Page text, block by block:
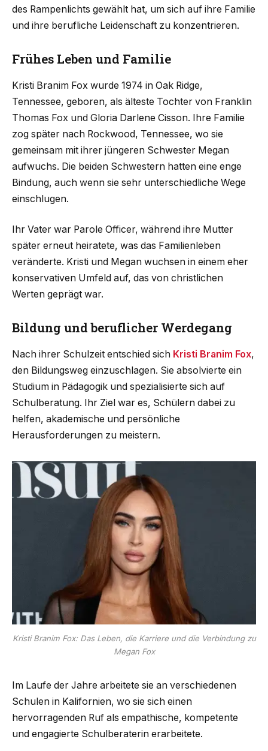
des Rampenlichts gewählt hat, um sich auf ihre Familie
und ihre berufliche Leidenschaft zu konzentrieren.
Frühes Leben und Familie
Kristi Branim Fox wurde 1974 in Oak Ridge,
Tennessee, geboren, als älteste Tochter von Franklin
Thomas Fox und Gloria Darlene Cisson. Ihre Familie
zog später nach Rockwood, Tennessee, wo sie
gemeinsam mit ihrer jüngeren Schwester Megan
aufwuchs. Die beiden Schwestern hatten eine enge
Bindung, auch wenn sie sehr unterschiedliche Wege
einschlugen.
Ihr Vater war Parole Officer, während ihre Mutter
später erneut heiratete, was das Familienleben
veränderte. Kristi und Megan wuchsen in einem eher
konservativen Umfeld auf, das von christlichen
Werten geprägt war.
Bildung und beruflicher Werdegang
Nach ihrer Schulzeit entschied sich Kristi Branim Fox,
den Bildungsweg einzuschlagen. Sie absolvierte ein
Studium in Pädagogik und spezialisierte sich auf
Schulberatung. Ihr Ziel war es, Schülern dabei zu
helfen, akademische und persönliche
Herausforderungen zu meistern.
Kristi Branim Fox: Das Leben, die Karriere und die Verbindung zu
Megan Fox
Im Laufe der Jahre arbeitete sie an verschiedenen
Schulen in Kalifornien, wo sie sich einen
hervorragenden Ruf als empathische, kompetente
und engagierte Schulberaterin erarbeitete.